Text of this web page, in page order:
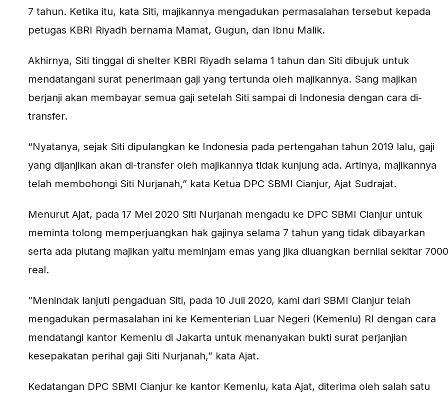
7 tahun. Ketika itu, kata Siti, majikannya mengadukan permasalahan tersebut kepada
petugas KBRI Riyadh bernama Mamat, Gugun, dan Ibnu Malik.
Akhirnya, Siti tinggal di shelter KBRI Riyadh selama 1 tahun dan Siti dibujuk untuk
mendatangani surat penerimaan gaji yang tertunda oleh majikannya. Sang majikan
berjanji akan membayar semua gaji setelah Siti sampai di Indonesia dengan cara di-
transfer.
“Nyatanya, sejak Siti dipulangkan ke Indonesia pada pertengahan tahun 2019 lalu, gaji
yang dijanjikan akan di-transfer oleh majikannya tidak kunjung ada. Artinya, majikannya
telah membohongi Siti Nurjanah,” kata Ketua DPC SBMI Cianjur, Ajat Sudrajat.
Menurut Ajat, pada 17 Mei 2020 Siti Nurjanah mengadu ke DPC SBMI Cianjur untuk
meminta tolong memperjuangkan hak gajinya selama 7 tahun yang tidak dibayarkan
serta ada piutang majikan yaitu meminjam emas yang jika diuangkan bernilai sekitar 7000
real.
“Menindak lanjuti pengaduan Siti, pada 10 Juli 2020, kami dari SBMI Cianjur telah
mengadukan permasalahan ini ke Kementerian Luar Negeri (Kemenlu) RI dengan cara
mendatangi kantor Kemenlu di Jakarta untuk menanyakan bukti surat perjanjian
kesepakatan perihal gaji Siti Nurjanah,” kata Ajat.
Kedatangan DPC SBMI Cianjur ke kantor Kemenlu, kata Ajat, diterima oleh salah satu